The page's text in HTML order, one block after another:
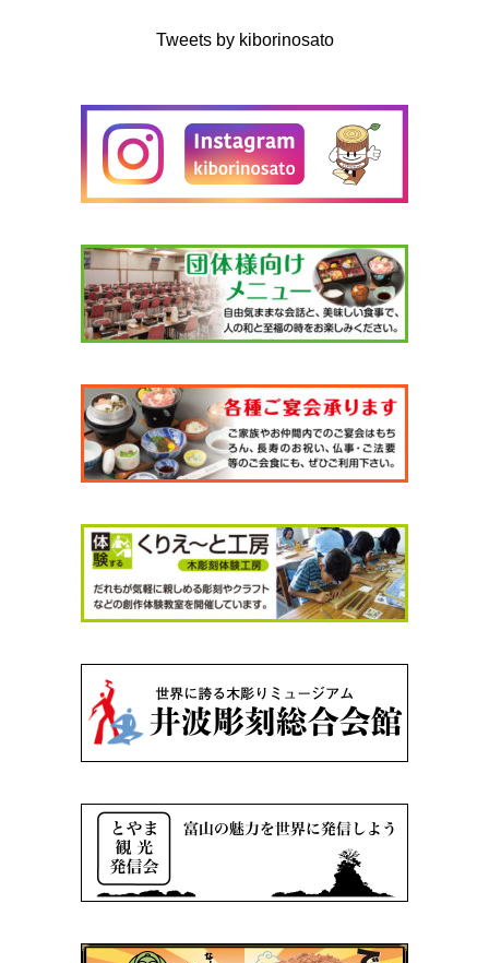
Tweets by kiborinosato